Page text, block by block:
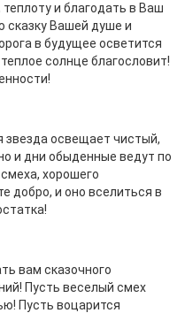
и благодать в Ваш
сказку Вашей душе и
в будущее осветится
солнце благословит!
звезда освещает чистый,
и дни обыденные ведут по
хорошего
добро, и оно вселиться в
вам сказочного
Пусть веселый смех
Пусть воцарится